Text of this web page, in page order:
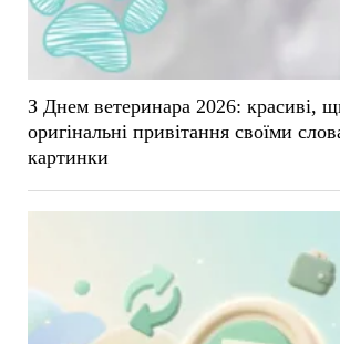
З Днем ветеринара 2026: красиві,
оригінальні привітання своїми
картинки